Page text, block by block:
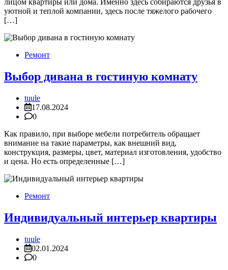
лицом квартиры или дома. Именно здесь собираются друзья в
уютной и теплой компании, здесь после тяжелого рабочего
[…]
Ремонт
Выбор дивана в гостиную комнату
tuule
17.08.2024
0
Как правило, при выборе мебели потребитель обращает
внимание на такие параметры, как внешний вид,
конструкция, размеры, цвет, материал изготовления, удобство
и цена. Но есть определенные […]
Ремонт
Индивидуальный интерьер квартиры
tuule
02.01.2024
0